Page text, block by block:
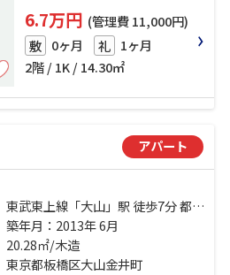
6.7万円 (管理費 11,000円)
敷 0ヶ月 礼 1ヶ月
2階 / 1K / 14.30㎡
アパート
東武東上線「大山」駅 徒歩7分 都営
三田線「板橋区役所前」駅 徒歩14
分 埼京線「板橋」駅 徒歩19分
築年月：2013年 6月
20.28㎡/木造
東京都板橋区大山金井町